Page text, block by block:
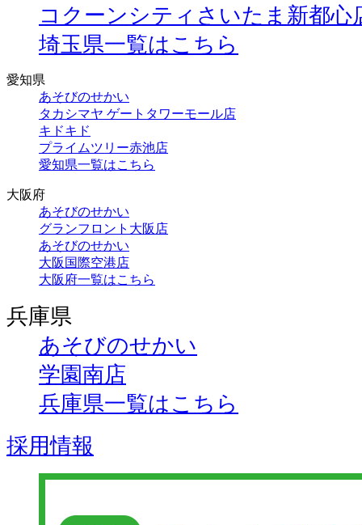
コクーンシティさいたま新都心
埼玉県一覧はこちら
愛知県
あそびのせかい
タカシマヤ ゲートタワーモール店
キドキド
プライムツリー赤池店
愛知県一覧はこちら
大阪府
あそびのせかい
グランフロント大阪店
あそびのせかい
大阪国際空港店
大阪府一覧はこちら
兵庫県
あそびのせかい
学園南店
兵庫県一覧はこちら
採用情報